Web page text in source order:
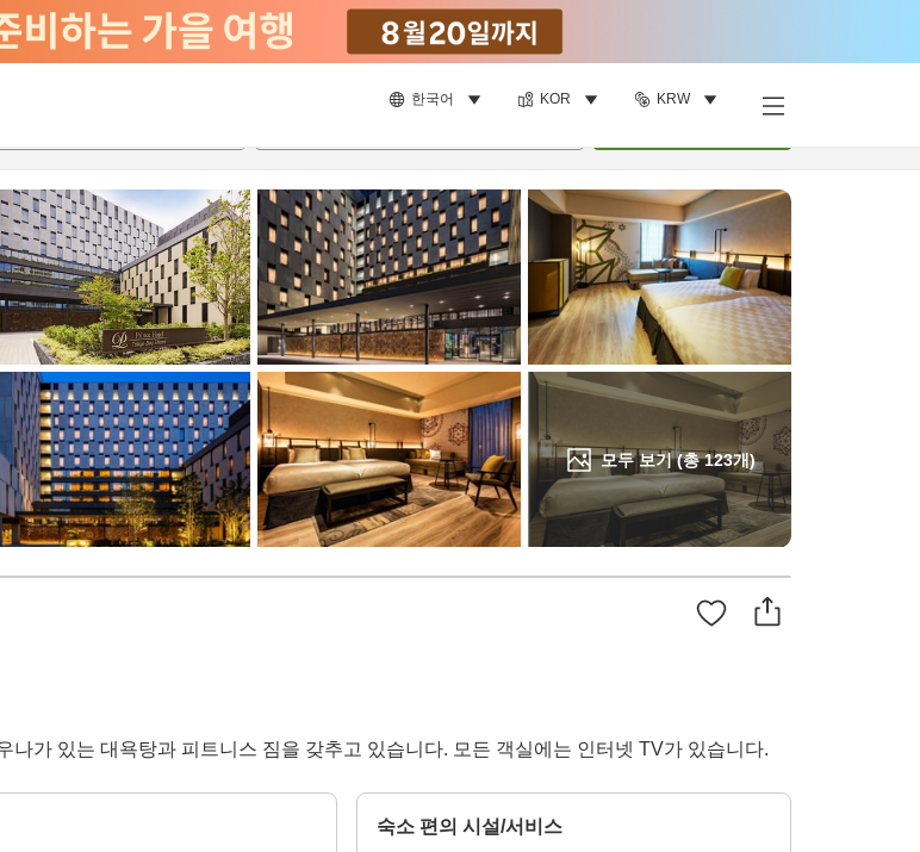
한국어 KOR KRW
모두 보기 (총123개)
가 있는 대욕탕과 피트니스 짐을 갖추고 있습니다. 모든 객실에는 인터넷 TV가 있습니다.
숙소 편의 시설/서비스